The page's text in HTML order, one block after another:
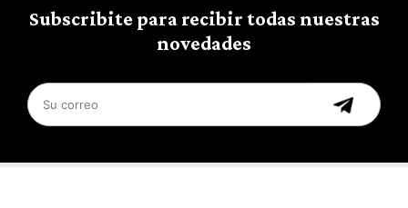
Subscribite para recibir todas nuestras
novedades